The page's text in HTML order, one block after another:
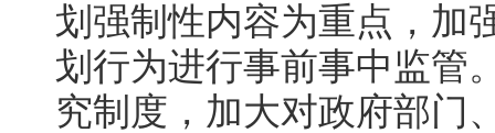
划强制性内容为重点，加
划行为进行事前事中监管
究制度，加大对政府部门